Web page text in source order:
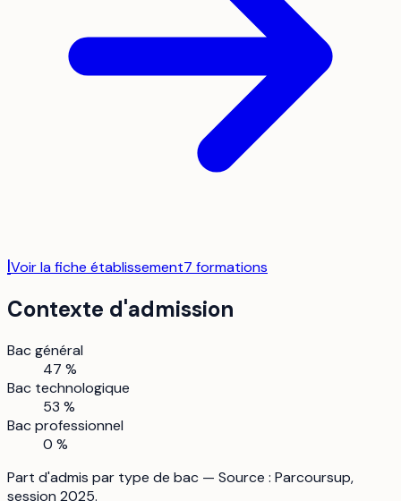
IVoir la fiche établissement7 formations
Contexte d'admission
Bac général
47 %
Bac technologique
53 %
Bac professionnel
0 %
Part d'admis par type de bac — Source : Parcoursup,
session 2025.